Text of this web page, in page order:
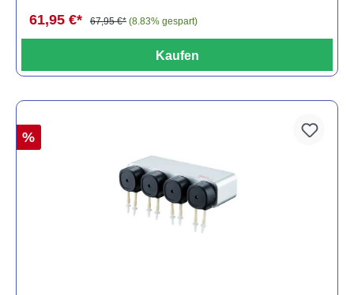
61,95 €* 67,95 €* (8.83% gespart)
Kaufen
%